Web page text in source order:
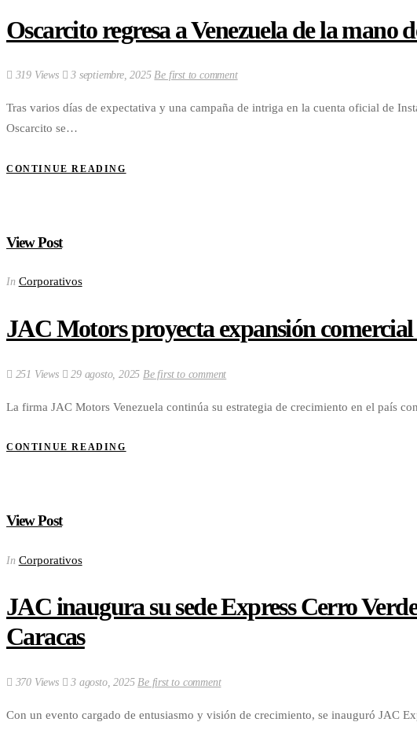
Oscarcito regresa a Venezuela de la mano
319 Views 3 septiembre, 2025Be first to comment
Tras varios días de expectativa y una campaña de intriga en la cuenta oficial de
Oscarcito se…
CONTINUE READING
View Post
In Corporativos
JAC Motors proyecta expansión
251 Views 29 agosto, 2025 Be first to comment
La firma JAC Motors Venezuela continúa su estrategia de crecimiento en el país
CONTINUE READING
View Post
In Corporativos
JAC inaugura su sede Express Cerro
Caracas
370 Views 3 agosto, 2025 Be first to comment
Con un evento cargado de entusiasmo y visión de crecimiento, se inauguró JAC